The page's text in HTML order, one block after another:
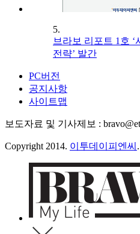
5.
브라보 리포트 1호 ‘
전략’ 발간
PC버전
공지사항
사이트맵
보도자료 및 기사제보 :
Copyright 2014. 이투데이피엔씨